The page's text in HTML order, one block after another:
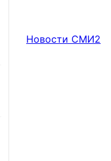
Новости СМИ2